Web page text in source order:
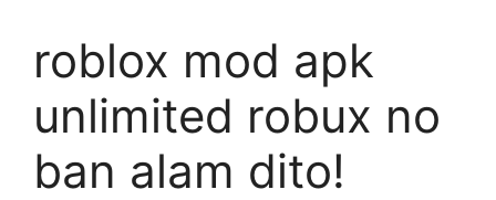
roblox mod apk
unlimited robux no
ban alam dito!